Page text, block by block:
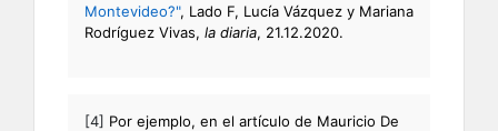
Montevideo?", Lado F, Lucía Vázquez y Mariana
Rodríguez Vivas, la diaria, 21.12.2020.
[4] Por ejemplo, en el artículo de Mauricio De